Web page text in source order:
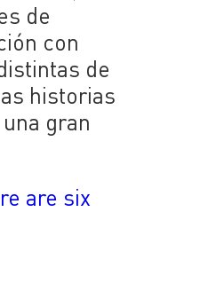
de
con
de
historias
gran
are six